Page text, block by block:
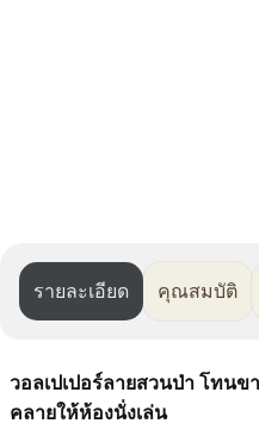
รายละเอียด คุณสมบัติ
วอลเปเปอร์ลายสวนป่า โทน
คลายให้ห้องนั่งเล่น